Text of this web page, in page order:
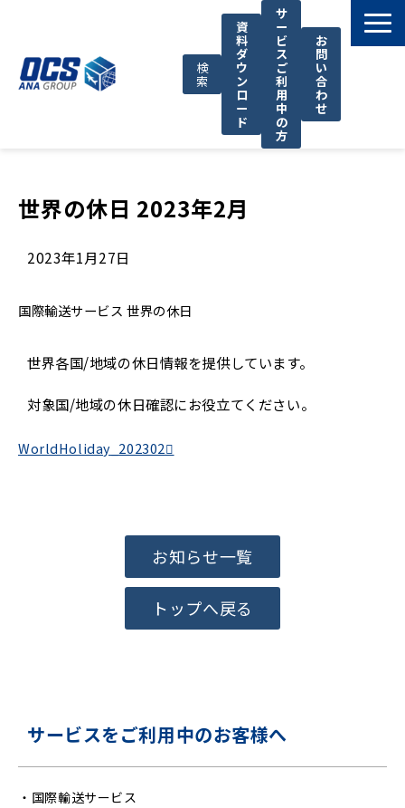
検
索
資
料
ダ
ウ
ン
ロ
ー
ド
サ
ー
ビ
ス
ご
利
用
中
の
方
お
問
い
合
わ
せ
OCSが選ばれる理由
世界の休日 2023年2月
2023年1月27日
国際輸送サービス 世界の休日
世界各国/地域の休日情報を提供しています。
対象国/地域の休日確認にお役立てください。
WorldHoliday_202302
お知らせ一覧
トップへ戻る
サービスをご利用中のお客様へ
・ 国際輸送サービス